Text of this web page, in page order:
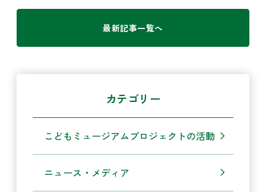
最新記事一覧へ
カテゴリー
こどもミュージアムプロジェクトの活動
ニュース・メディア